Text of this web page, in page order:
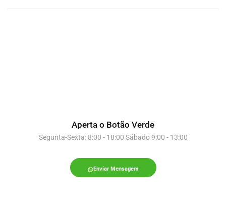
Aperta o Botão Verde
Segunta-Sexta: 8:00 - 18:00 Sábado 9:00 - 13:00
Enviar Mensagem